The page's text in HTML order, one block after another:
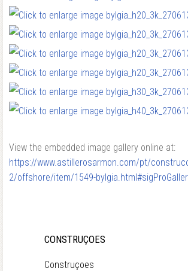
View the embedded image gallery online at:
https://www.astillerosarmon.com/pt/
2/offshore/item/1549-
CONSTRUÇOES
Construçoes